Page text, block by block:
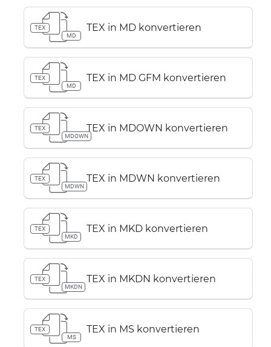
TEX
MD
TEX in MD konvertieren
TEX
MD
TEX in MD GFM konvertieren
TEX
MDOWN
TEX in MDOWN konvertieren
TEX
MDWN
TEX in MDWN konvertieren
TEX
MKD
TEX in MKD konvertieren
TEX
MKDN
TEX in MKDN konvertieren
TEX
MS
TEX in MS konvertieren